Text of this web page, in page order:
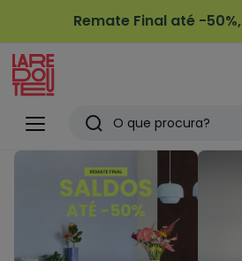
Remate Final até -50%,
Menu
Redoute
Pesquisar
Últimos
artigos
vistos